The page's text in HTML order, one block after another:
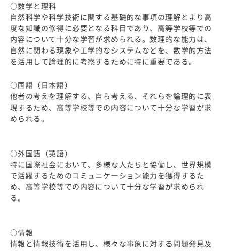
○数学と理科
自然科学や科学技術に関する基礎的な事項の理解とより高
度な知識の修得に必要となる科目であり、高等学校等での
内容について十分な学習が求められる。数理的な能力は、
自然に関わる現象や工学的なシステムなどを、数学的方法
を活用して論理的に考察するために特に重要である。
○国語（日本語）
他者の考えを理解する、自ら考える、それらを論理的に表
現するため、高等学校等での内容について十分な学習が求
められる。
○外国語（英語）
特に国際社会において、多様な人たちと協働し、世界規模
で活躍するためのコミュニケーション能力を獲得するた
め、高等学校等での内容について十分な学習が求められ
る。
○情報
情報と情報技術を活用し、様々な事象に対する問題発見及